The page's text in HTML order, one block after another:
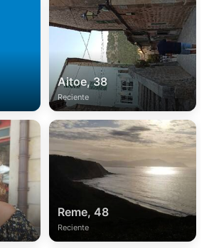
Aitoe, 38
Reciente
Reme, 48
Reciente